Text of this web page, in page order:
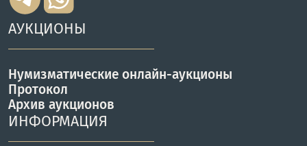
АУКЦИОНЫ
Нумизматические онлайн-аукционы
Протокол
Архив аукционов
ИНФОРМАЦИЯ